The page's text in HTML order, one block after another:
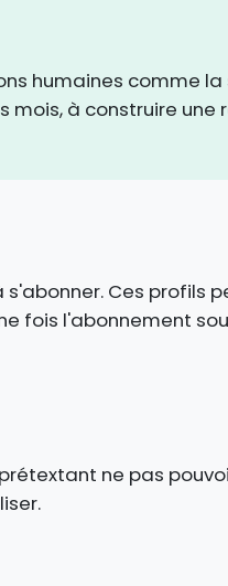
humaines comme
mois, à construire
Ces profils
fois l'abonnement
ne pas